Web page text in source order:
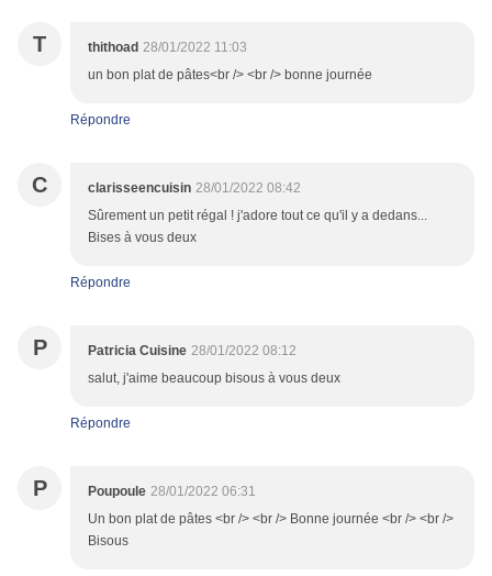
T thithoad 28/01/2022 11:03
un bon plat de pâtes<br /> <br /> bonne journée
Répondre
C clarisseencuisin 28/01/2022 08:42
Sûrement un petit régal ! j'adore tout ce qu'il y a dedans...
Bises à vous deux
Répondre
P Patricia Cuisine 28/01/2022 08:12
salut, j'aime beaucoup bisous à vous deux
Répondre
P Poupoule 28/01/2022 06:31
Un bon plat de pâtes <br /> <br /> Bonne journée <br /> <br />
Bisous